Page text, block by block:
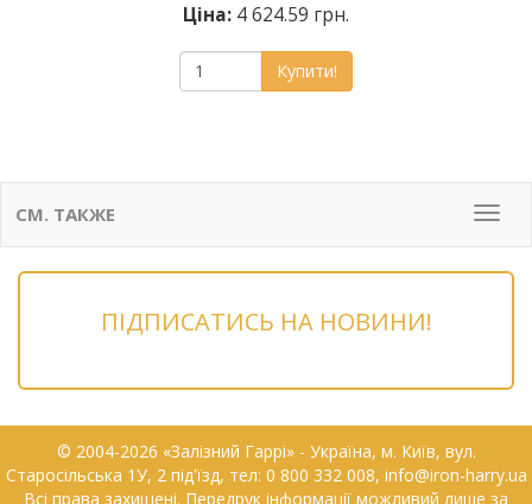
Ціна: 4 624.59 грн.
Купити!
Меню
СМ. ТАКЖЕ
ПІДПИСАТИСЬ НА НОВИНИ!
© 2004-2026 «Залізний Гаррі» - Українa, м. Київ, вул.
Старосільська 1У, 2 під'їзд, тел: 0 800 332 008, info@iron-harry.ua
Всі права захищені. Передрук інформації можливий лише за